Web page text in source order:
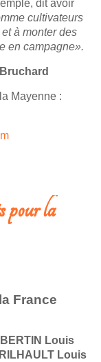
dit avoir
cultivateurs
à monter des
en campagne».
:
la
France
Louis
Louis